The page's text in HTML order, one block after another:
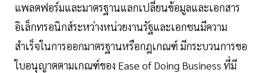
แพลตฟอร์มและมาตรฐานแลกเปลี่ยนข้อมูลและเอกสาร
อิเล็กทรอนิกส์ระหว่างหน่วยงานรัฐและเอกชนมีความ
สำเร็จในการออกมาตรฐานหรือกฎเกณฑ์ มีกระบวนการขอ
ใบอนุญาตตามเกณฑ์ของ Ease of Doing Business ที่มี